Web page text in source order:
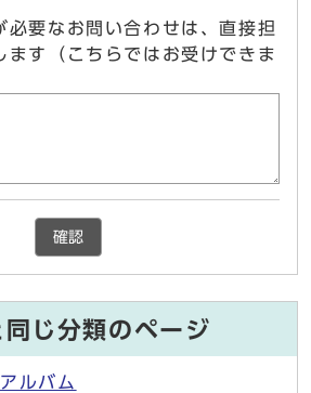
必要なお問い合わせは、直接担
ます（こちらではお受けできま
確認
じ分類のページ
ルバム